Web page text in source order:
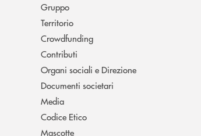
Gruppo
Territorio
Crowdfunding
Contributi
Organi sociali e Direzione
Documenti societari
Media
Codice Etico
Mascotte